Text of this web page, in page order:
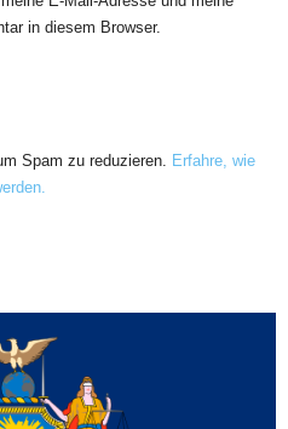
in diesem Browser.
Spam zu reduzieren.
Erfahre, wie